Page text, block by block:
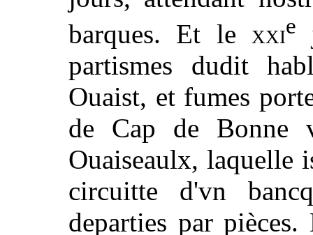
barques. Et le xxie
partismes dudit
Ouaist, et fumes
de Cap de Bonne
Ouaiseaulx, laquelle
circuitte d'vn
departies par